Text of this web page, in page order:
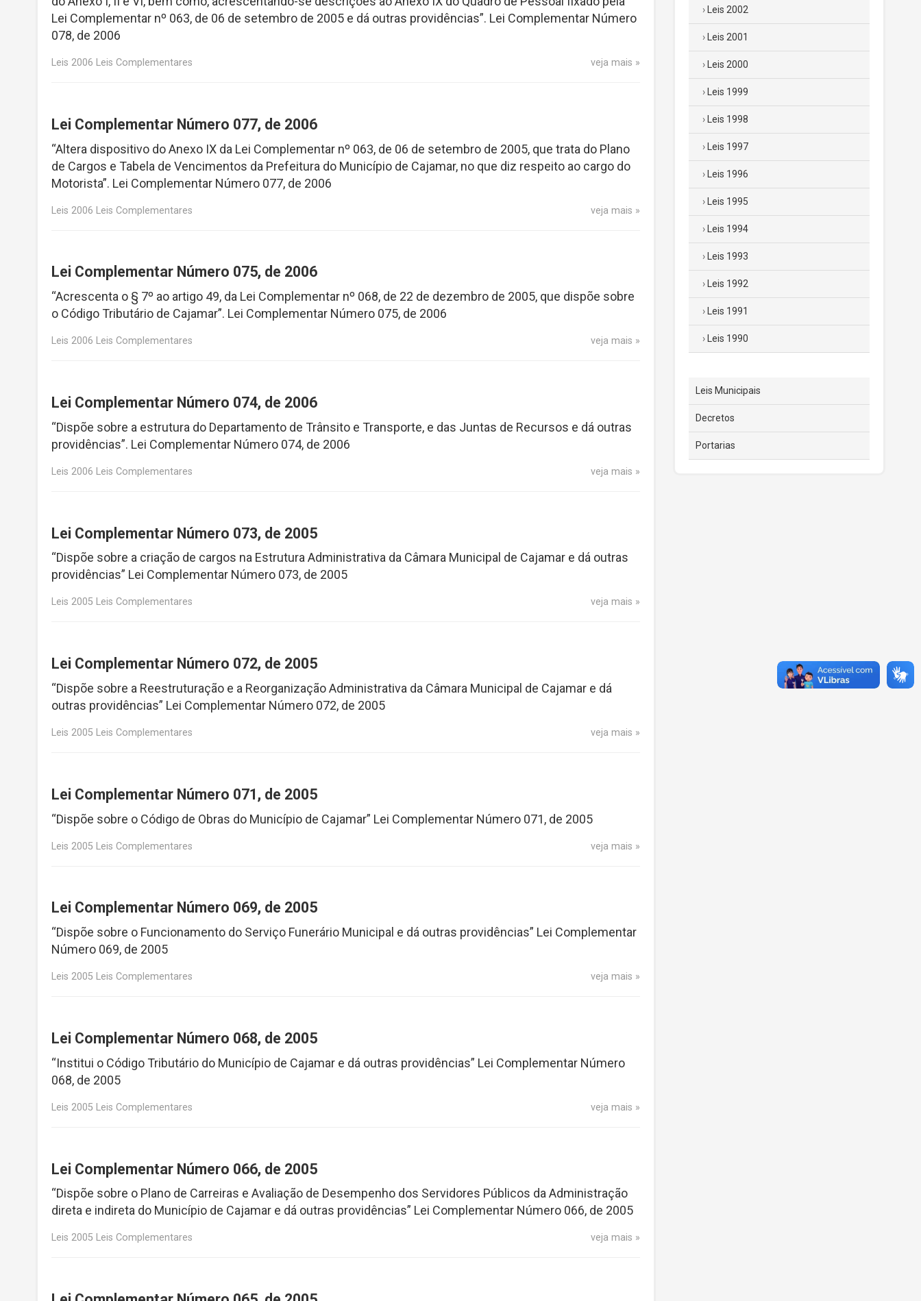
Lei Complementar nº 063, de 06 de setembro de 2005 e dá outras providências”. Lei Complementar Número
078, de 2006
Leis 2006 Leis Complementares veja mais
Lei Complementar Número 077, de 2006
“Altera dispositivo do Anexo IX da Lei Complementar nº 063, de 06 de setembro de 2005, que trata do Plano
de Cargos e Tabela de Vencimentos da Prefeitura do Município de Cajamar, no que diz respeito ao cargo do
Motorista”. Lei Complementar Número 077, de 2006
Leis 2006 Leis Complementares veja mais
Lei Complementar Número 075, de 2006
“Acrescenta o § 7º ao artigo 49, da Lei Complementar nº 068, de 22 de dezembro de 2005, que dispõe sobre
o Código Tributário de Cajamar”. Lei Complementar Número 075, de 2006
Leis 2006 Leis Complementares veja mais
Lei Complementar Número 074, de 2006
“Dispõe sobre a estrutura do Departamento de Trânsito e Transporte, e das Juntas de Recursos e dá outras
providências”. Lei Complementar Número 074, de 2006
Leis 2006 Leis Complementares veja mais
Lei Complementar Número 073, de 2005
“Dispõe sobre a criação de cargos na Estrutura Administrativa da Câmara Municipal de Cajamar e dá outras
providências” Lei Complementar Número 073, de 2005
Leis 2005 Leis Complementares veja mais
Lei Complementar Número 072, de 2005
“Dispõe sobre a Reestruturação e a Reorganização Administrativa da Câmara Municipal de Cajamar e dá
outras providências” Lei Complementar Número 072, de 2005
Leis 2005 Leis Complementares veja mais
Lei Complementar Número 071, de 2005
“Dispõe sobre o Código de Obras do Município de Cajamar” Lei Complementar Número 071, de 2005
Leis 2005 Leis Complementares veja mais
Lei Complementar Número 069, de 2005
“Dispõe sobre o Funcionamento do Serviço Funerário Municipal e dá outras providências” Lei Complementar
Número 069, de 2005
Leis 2005 Leis Complementares veja mais
Lei Complementar Número 068, de 2005
“Institui o Código Tributário do Município de Cajamar e dá outras providências” Lei Complementar Número
068, de 2005
Leis 2005 Leis Complementares veja mais
Lei Complementar Número 066, de 2005
“Dispõe sobre o Plano de Carreiras e Avaliação de Desempenho dos Servidores Públicos da Administração
direta e indireta do Município de Cajamar e dá outras providências” Lei Complementar Número 066, de 2005
Leis 2005 Leis Complementares veja mais
Leis 2002
Leis 2001
Leis 2000
Leis 1999
Leis 1998
Leis 1997
Leis 1996
Leis 1995
Leis 1994
Leis 1993
Leis 1992
Leis 1991
Leis 1990
Leis Municipais
Decretos
Portarias